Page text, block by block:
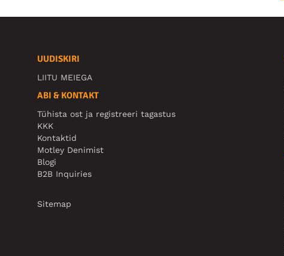
UUDISKIRI
LIITU MEIEGA
ABI & KONTAKT
Tühista ost ja registreeri tagastus
KKK
Kontaktid
Motley Denimist
Blogi
B2B Inquiries
Sitemap